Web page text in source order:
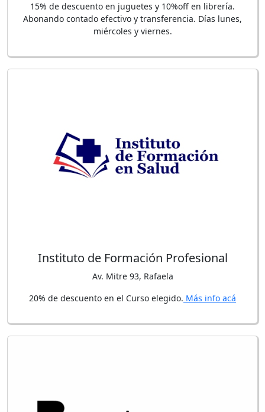
15% de descuento en juguetes y 10%off en librería.
Abonando contado efectivo y transferencia. Días lunes,
miércoles y viernes.
Instituto de Formación Profesional
Av. Mitre 93, Rafaela
20% de descuento en el Curso elegido. Más info acá